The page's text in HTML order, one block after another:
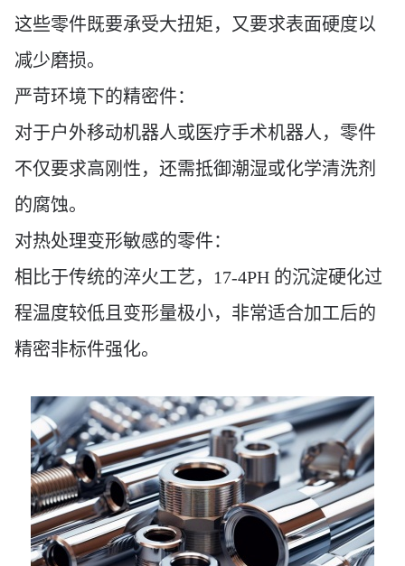
这些零件既要承受大扭矩，又要求表面硬度以
减少磨损。
严苛环境下的精密件：
对于户外移动机器人或医疗手术机器人，零件
不仅要求高刚性，还需抵御潮湿或化学清洗剂
的腐蚀。
对热处理变形敏感的零件：
相比于传统的淬火工艺， 17-4PH 的沉淀硬化过
程温度较低且变形量极小，非常适合加工后的
精密非标件强化。